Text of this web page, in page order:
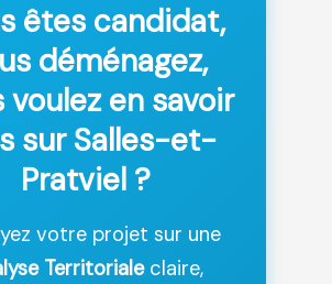
êtes candidat,
déménagez,
voulez en savoir
sur Salles-et-
Pratviel ?
votre projet sur une
Territorialeclaire,